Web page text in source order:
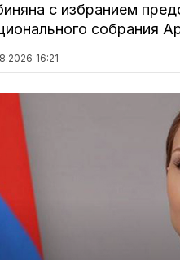
с избранием
собрания
16:21